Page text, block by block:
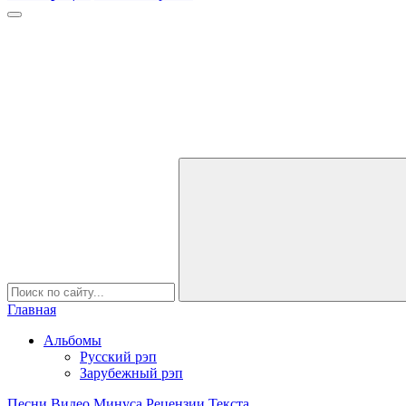
Главная
Альбомы
Русский рэп
Зарубежный рэп